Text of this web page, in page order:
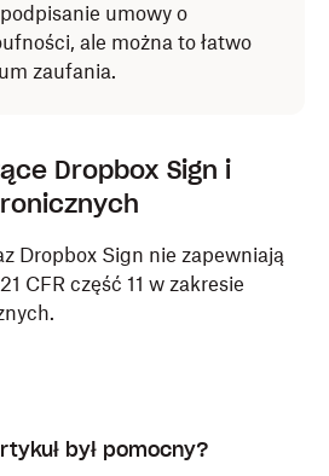
umowy o
ale można to łatwo
zaufania.
Dropbox Sign i
Dropbox Sign nie zapewniają
CFR część 11 w zakresie
był pomocny?